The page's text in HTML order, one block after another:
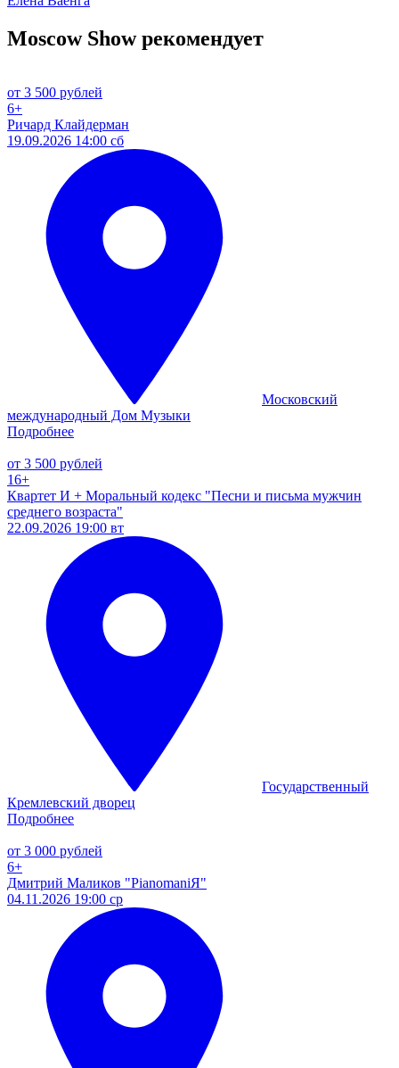
Moscow Show рекомендует
от 3 500 рублей
6+
Ричард Клайдерман
19.09.2026 14:00 сб
Московский
международный Дом Музыки
Подробнее
от 3 500 рублей
16+
Квартет И + Моральный кодекс "Песни и письма мужчин
среднего возраста"
22.09.2026 19:00 вт
Государственный
Кремлевский дворец
Подробнее
от 3 000 рублей
6+
Дмитрий Маликов "PianomaniЯ"
04.11.2026 19:00 ср